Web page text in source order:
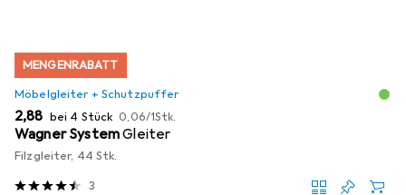
MENGENRABATT
Möbelgleiter + Schutzpuffer
EUR
2,88 bei 4 Stück EUR
0,06/1Stk.
Wagner SystemGleiter
Filzgleiter, 44 Stk.
3